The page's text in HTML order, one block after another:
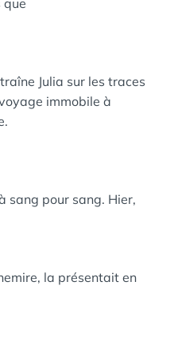
que
Julia sur les traces
immobile à
sang pour sang. Hier,
la présentait en